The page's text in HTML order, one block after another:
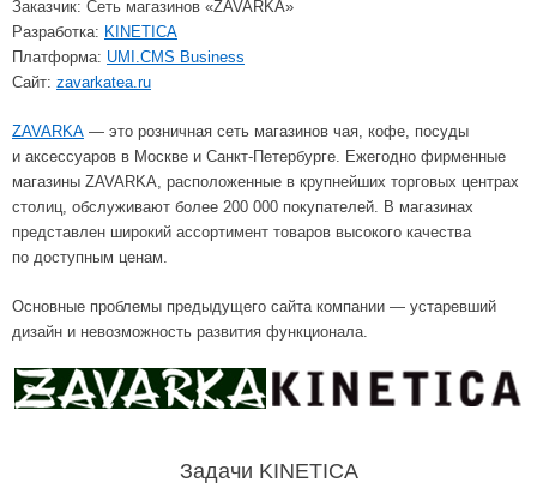
Заказчик: Сеть магазинов «ZAVARKA»
Разработка: KINETICA
Платформа: UMI.CMS Business
Сайт: zavarkatea.ru
ZAVARKA — это розничная сеть магазинов чая, кофе, посуды
и аксессуаров в Москве и Санкт-Петербурге. Ежегодно фирменные
магазины ZAVARKA, расположенные в крупнейших торговых центрах
столиц, обслуживают более 200 000 покупателей. В магазинах
представлен широкий ассортимент товаров высокого качества
по доступным ценам.
Основные проблемы предыдущего сайта компании — устаревший
дизайн и невозможность развития функционала.
Задачи KINETICA